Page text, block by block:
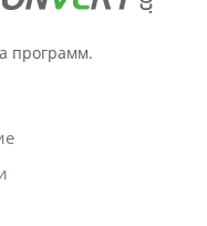
программ.